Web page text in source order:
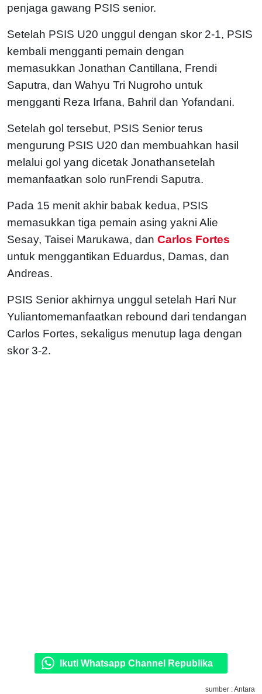
penjaga gawang PSIS senior.
Setelah PSIS U20 unggul dengan skor 2-1, PSIS
kembali mengganti pemain dengan
memasukkan Jonathan Cantillana, Frendi
Saputra, dan Wahyu Tri Nugroho untuk
mengganti Reza Irfana, Bahril dan Yofandani.
Setelah gol tersebut, PSIS Senior terus
mengurung PSIS U20 dan membuahkan hasil
melalui gol yang dicetak Jonathansetelah
memanfaatkan solo runFrendi Saputra.
Pada 15 menit akhir babak kedua, PSIS
memasukkan tiga pemain asing yakni Alie
Sesay, Taisei Marukawa, dan Carlos Fortes
untuk menggantikan Eduardus, Damas, dan
Andreas.
PSIS Senior akhirnya unggul setelah Hari Nur
Yuliantomemanfaatkan rebound dari tendangan
Carlos Fortes, sekaligus menutup laga dengan
skor 3-2.
Ikuti Whatsapp Channel Republika
sumber : Antara